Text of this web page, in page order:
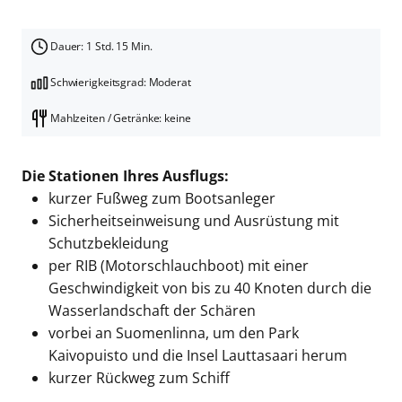
Dauer: 1 Std. 15 Min.
Schwierigkeitsgrad: Moderat
Mahlzeiten / Getränke: keine
Die Stationen Ihres Ausflugs:
kurzer Fußweg zum Bootsanleger
Sicherheitseinweisung und Ausrüstung mit
Schutzbekleidung
per RIB (Motorschlauchboot) mit einer
Geschwindigkeit von bis zu 40 Knoten durch die
Wasserlandschaft der Schären
vorbei an Suomenlinna, um den Park
Kaivopuisto und die Insel Lauttasaari herum
kurzer Rückweg zum Schiff